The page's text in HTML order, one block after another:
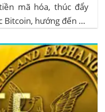
mã hóa, thúc đẩy
hướng đến hệ
Pakistan...